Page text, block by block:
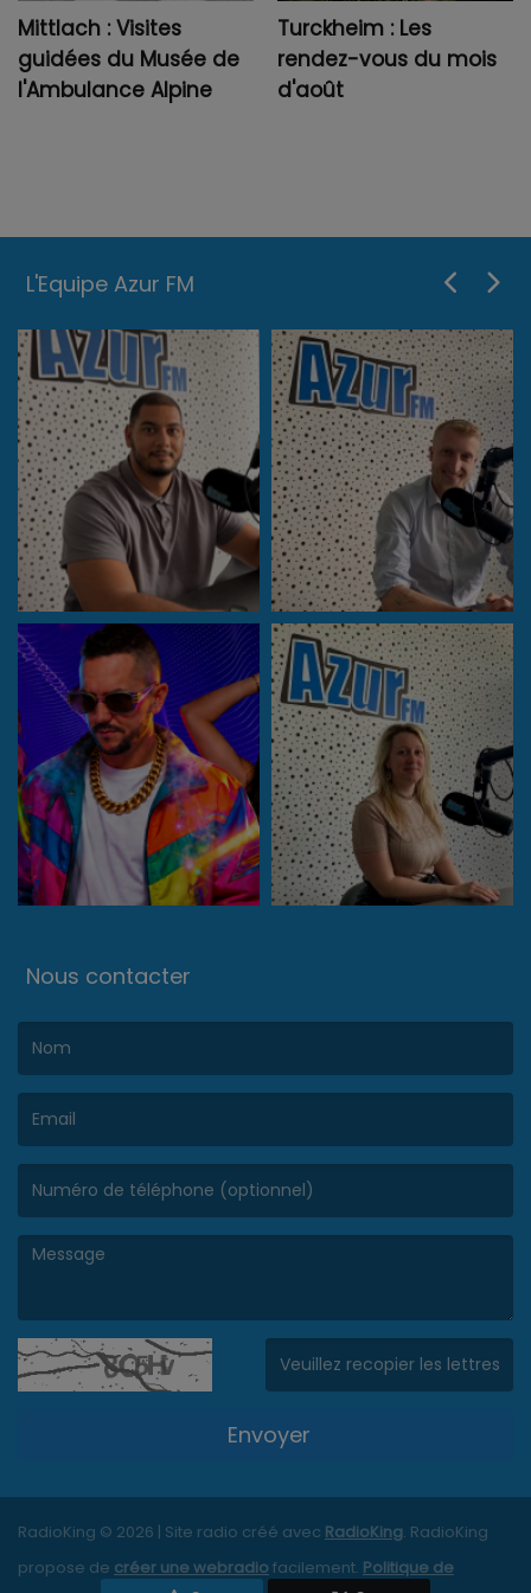
Mittlach : Visites
guidées du Musée de
l'Ambulance Alpine
Turckheim : Les
rendez-vous du mois
d'août
L'Equipe Azur FM
Nous contacter
Envoyer
RadioKing © 2026 | Site radio créé avec RadioKing. RadioKing
propose de créer une webradio facilement. Politique de